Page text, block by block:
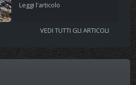
Leggi l'articolo
VEDI TUTTI GLI ARTICOLI